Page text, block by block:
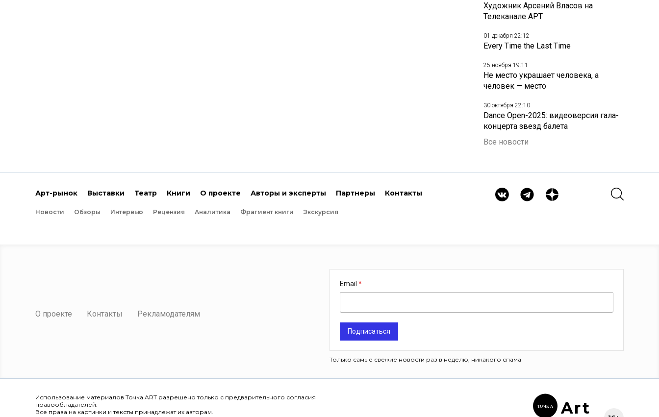
Художник Арсений Власов на
Телеканале АРТ
01 декабря 22:12
Every Time the Last Time
25 ноября 19:11
Не место украшает человека, а
человек — место
30 октября 22:10
Dance Open-2025: видеоверсия гала-
концерта звезд балета
Все новости
Арт-рынок Выставки Театр Книги О проекте Авторы и эксперты Партнеры Контакты
Новости Обзоры Интервью Рецензия Аналитика Фрагмент книги Экскурсия
О проекте Контакты Рекламодателям
Email
Подписаться
Только самые свежие новости раз в неделю, никакого спама
Использование материалов Точка ART разрешено только с предварительного согласия
правообладателей.
Все права на картинки и тексты принадлежат их авторам.
ТОЧК А Art